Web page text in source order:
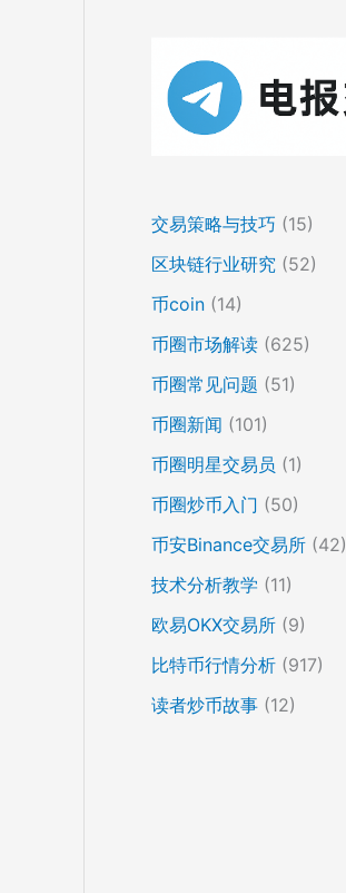
交易策略与技巧 (15)
区块链行业研究 (52)
币coin (14)
币圈市场解读 (625)
币圈常见问题 (51)
币圈新闻 (101)
币圈明星交易员 (1)
币圈炒币入门 (50)
币安Binance交易所 (42)
技术分析教学 (11)
欧易OKX交易所 (9)
比特币行情分析 (917)
读者炒币故事 (12)